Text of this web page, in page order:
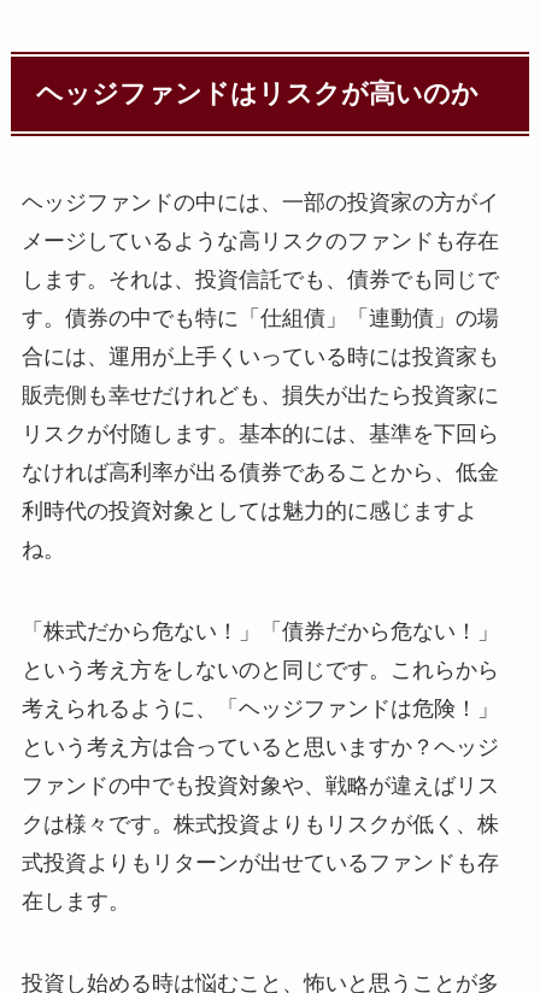
ヘッジファンドはリスクが高いのか
ヘッジファンドの中には、一部の投資家の方がイ
メージしているような高リスクのファンドも存在
します。それは、投資信託でも、債券でも同じで
す。債券の中でも特に「仕組債」「連動債」の場
合には、運用が上手くいっている時には投資家も
販売側も幸せだけれども、損失が出たら投資家に
リスクが付随します。基本的には、基準を下回ら
なければ高利率が出る債券であることから、低金
利時代の投資対象としては魅力的に感じますよ
ね。
「株式だから危ない！」「債券だから危ない！」
という考え方をしないのと同じです。これらから
考えられるように、「ヘッジファンドは危険！」
という考え方は合っていると思いますか？ヘッジ
ファンドの中でも投資対象や、戦略が違えばリス
クは様々です。株式投資よりもリスクが低く、株
式投資よりもリターンが出せているファンドも存
在します。
投資し始める時は悩むこと、怖いと思うことが多